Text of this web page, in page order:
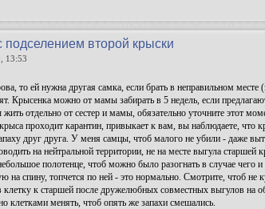
подселением второй крыски
13:53
то ей нужна другая самка, если брать в неправильном
Крысенка можно от мамы забирать в 5 недель, если
отдельно от сестер и мамы, обязательно уточните этот
проходит карантин, привыкает к вам, вы наблюдаете,
друг друга. У меня самцы, чтоб малого не убили - даже
на нейтральной территории, не на месте выгула
полотенце, чтоб можно было разогнать в случае
на спину, топчется по ней - это нормально. Смотрите, чтоб
клетку к старшей после дружелюбных совместных выгулов
клетками менять, чтоб опять же запахи смешались.